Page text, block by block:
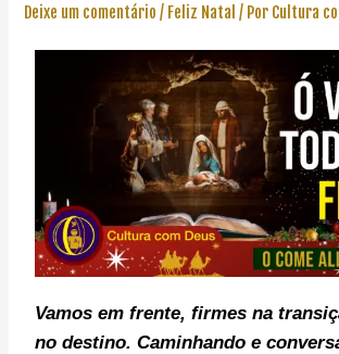
Deixe um comentário / Feliz Natal / Por Cultura
Vamos em frente, firmes na
no destino. Caminhando e